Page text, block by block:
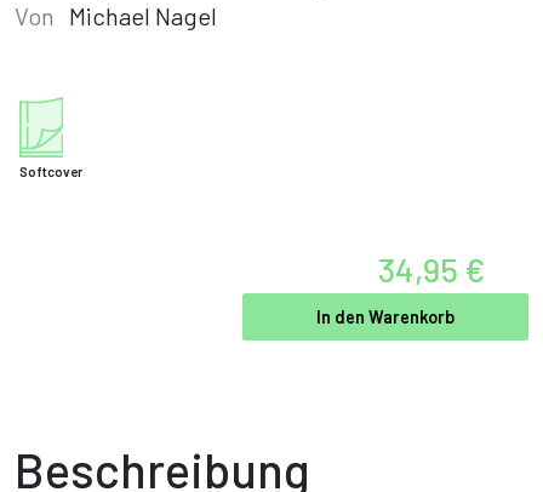
Von
Michael Nagel
Softcover
34,95 €
In den Warenkorb
Beschreibung